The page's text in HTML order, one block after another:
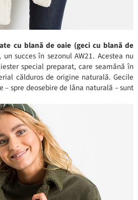
cu blană de oaie (geci cu blană de
succes în sezonul AW21. Acestea nu
special preparat, care seamănă în
călduros de origine naturală. Gecile
spre deosebire de lâna naturală – sunt